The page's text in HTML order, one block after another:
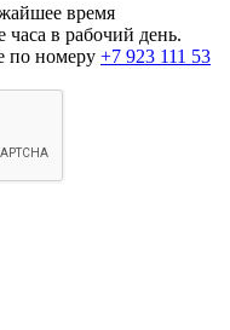
время
в рабочий день.
по номеру +7 923 111 53